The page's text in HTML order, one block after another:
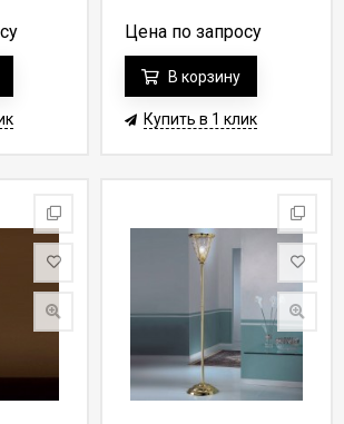
Цена по запросу
В корзину
Купить в 1 клик